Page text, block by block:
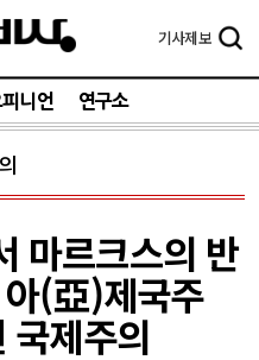
기사제보
니언 연구소
마르크스의 반
(亞)제국주
국제주의